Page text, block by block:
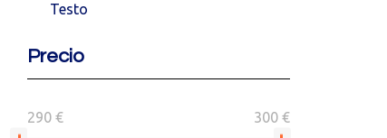
Testo
Precio
290 € 300 €